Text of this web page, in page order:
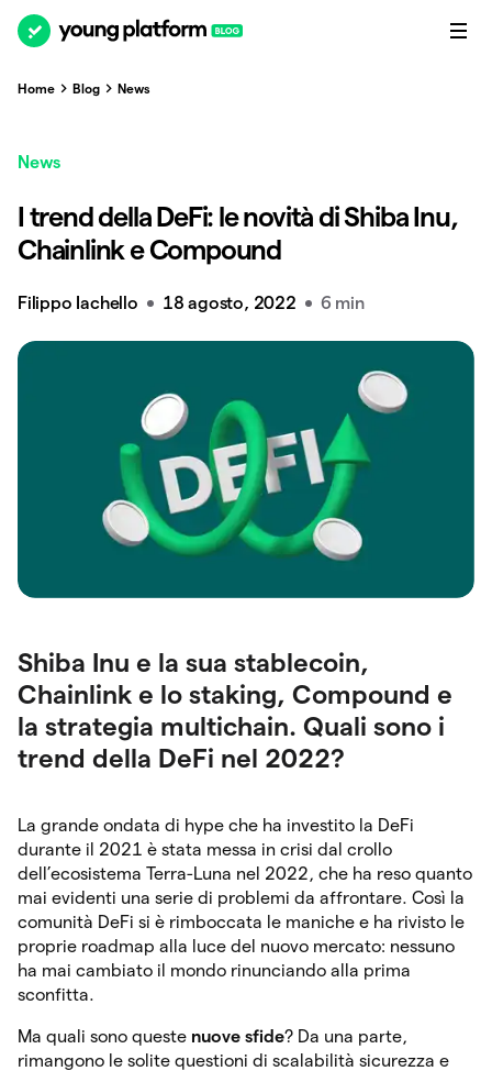
Home Blog News
News
I trend della DeFi: le novità di Shiba Inu,
Chainlink e Compound
Filippo Iachello 18 agosto, 2022 6 min
Shiba Inu e la sua stablecoin,
Chainlink e lo staking, Compound e
la strategia multichain. Quali sono i
trend della DeFi nel 2022?
La grande ondata di hype che ha investito la DeFi
durante il 2021 è stata messa in crisi dal crollo
dell’ecosistema Terra-Luna nel 2022, che ha reso quanto
mai evidenti una serie di problemi da affrontare. Così la
comunità DeFi si è rimboccata le maniche e ha rivisto le
proprie roadmap alla luce del nuovo mercato: nessuno
ha mai cambiato il mondo rinunciando alla prima
sconfitta.
Ma quali sono queste nuove sfide? Da una parte,
rimangono le solite questioni di scalabilità sicurezza e